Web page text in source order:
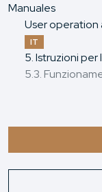
Manuales
User operation
IT
5. Istruzioni per
5.3.